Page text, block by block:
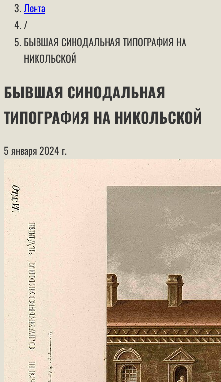
Лента
/
БЫВШАЯ СИНОДАЛЬНАЯ ТИПОГРАФИЯ НА
НИКОЛЬСКОЙ
БЫВШАЯ СИНОДАЛЬНАЯ
ТИПОГРАФИЯ НА НИКОЛЬСКОЙ
5 января 2024 г.